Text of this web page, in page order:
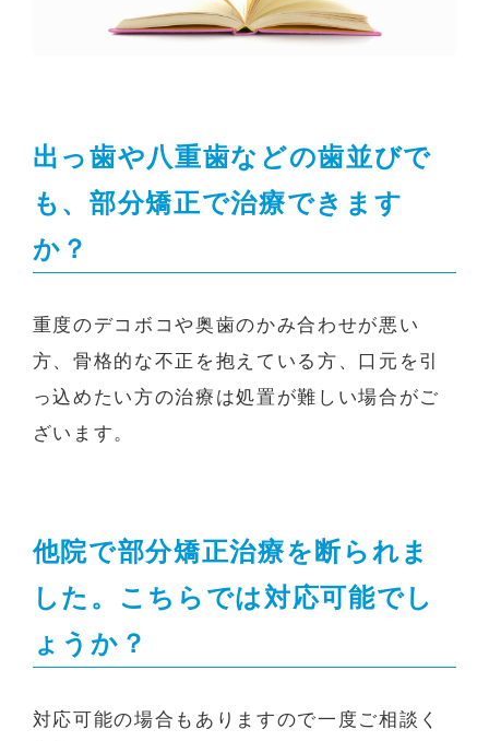
出っ歯や八重歯などの歯並びで
も、部分矯正で治療できます
か？
重度のデコボコや奥歯のかみ合わせが悪い
方、骨格的な不正を抱えている方、口元を引
っ込めたい方の治療は処置が難しい場合がご
ざいます。
他院で部分矯正治療を断られま
した。こちらでは対応可能でし
ょうか？
対応可能の場合もありますので一度ご相談く